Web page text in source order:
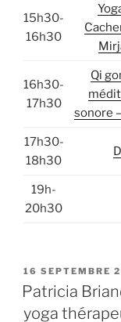
15h30-
16h30
16h30-
17h30
Qi
sonore
17h30-
18h30
19h-
20h30
PUBLIÉ
LE
16 SEPTEMBRE
Patricia
yoga